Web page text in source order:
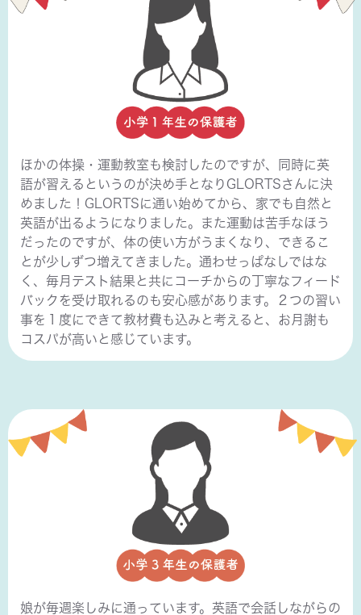
ほかの体操・運動教室も検討したのですが、同時に英
語が習えるというのが決め手となりGLORTSさんに決
めました！GLORTSに通い始めてから、家でも自然と
英語が出るようになりました。また運動は苦手なほう
だったのですが、体の使い方がうまくなり、できるこ
とが少しずつ増えてきました。通わせっぱなしではな
く、毎月テスト結果と共にコーチからの丁寧なフィード
バックを受け取れるのも安心感があります。２つの習い
事を１度にできて教材費も込みと考えると、お月謝も
コスパが高いと感じています。
娘が毎週楽しみに通っています。英語で会話しながらの